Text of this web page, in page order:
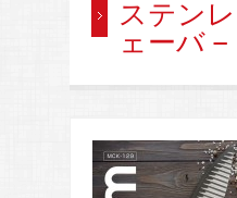
ステン
ェーバ –